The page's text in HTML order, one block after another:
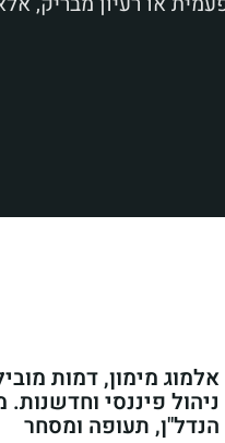
אלמוג מימון, דמות
ניהול פיננסי
הנדל"ן, תעופה ומסחר